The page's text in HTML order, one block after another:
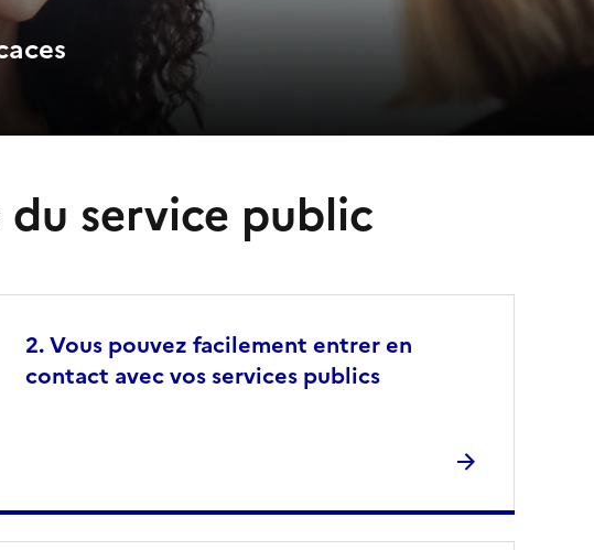
du service public
Vous pouvez facilement entrer en
contact avec vos services publics